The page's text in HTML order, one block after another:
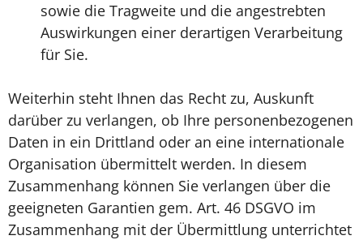
sowie die Tragweite und die angestrebten
Auswirkungen einer derartigen Verarbeitung
für Sie.
Weiterhin steht Ihnen das Recht zu, Auskunft
darüber zu verlangen, ob Ihre personenbezogenen
Daten in ein Drittland oder an eine internationale
Organisation übermittelt werden. In diesem
Zusammenhang können Sie verlangen über die
geeigneten Garantien gem. Art. 46 DSGVO im
Zusammenhang mit der Übermittlung unterrichtet